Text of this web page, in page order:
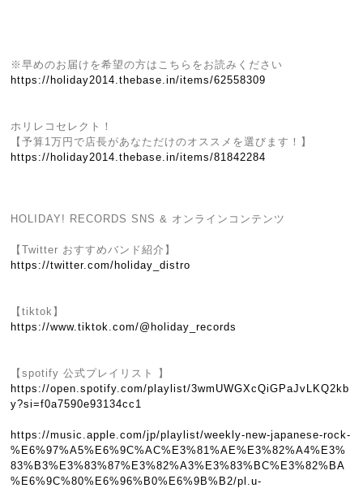
※早めのお届けを希望の方はこちらをお読みください
https://holiday2014.thebase.in/items/62558309
ホリレコセレクト！
【予算1万円で店長があなただけのオススメを選びます！】
https://holiday2014.thebase.in/items/81842284
HOLIDAY! RECORDS SNS & オンラインコンテンツ
【Twitter おすすめバンド紹介】
https://twitter.com/holiday_distro
【tiktok】
https://www.tiktok.com/@holiday_records
【spotify 公式プレイリスト 】
https://open.spotify.com/playlist/3wmUWGXcQiGPaJvLKQ2kb
y?si=f0a7590e93134cc1
https://music.apple.com/jp/playlist/weekly-new-japanese-rock-
%E6%97%A5%E6%9C%AC%E3%81%AE%E3%82%A4%E3%
83%B3%E3%83%87%E3%82%A3%E3%83%BC%E3%82%BA
%E6%9C%80%E6%96%B0%E6%9B%B2/pl.u-